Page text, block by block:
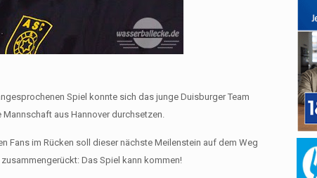
Spiel konnte sich das junge Duisburger Team
aus Hannover durchsetzen.
Fans im Rücken soll dieser nächste Meilenstein auf dem Weg
Das Spiel kann kommen!